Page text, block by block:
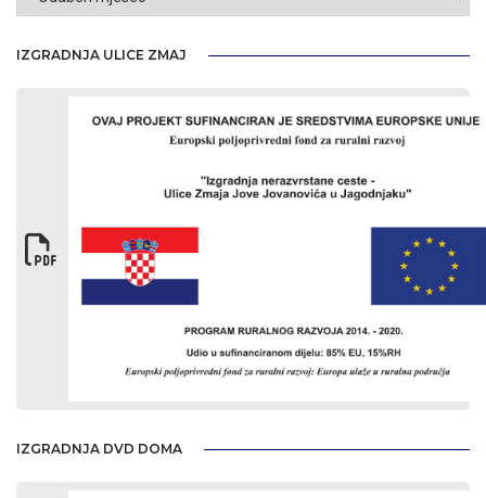
objava
IZGRADNJA ULICE ZMAJ
IZGRADNJA DVD DOMA